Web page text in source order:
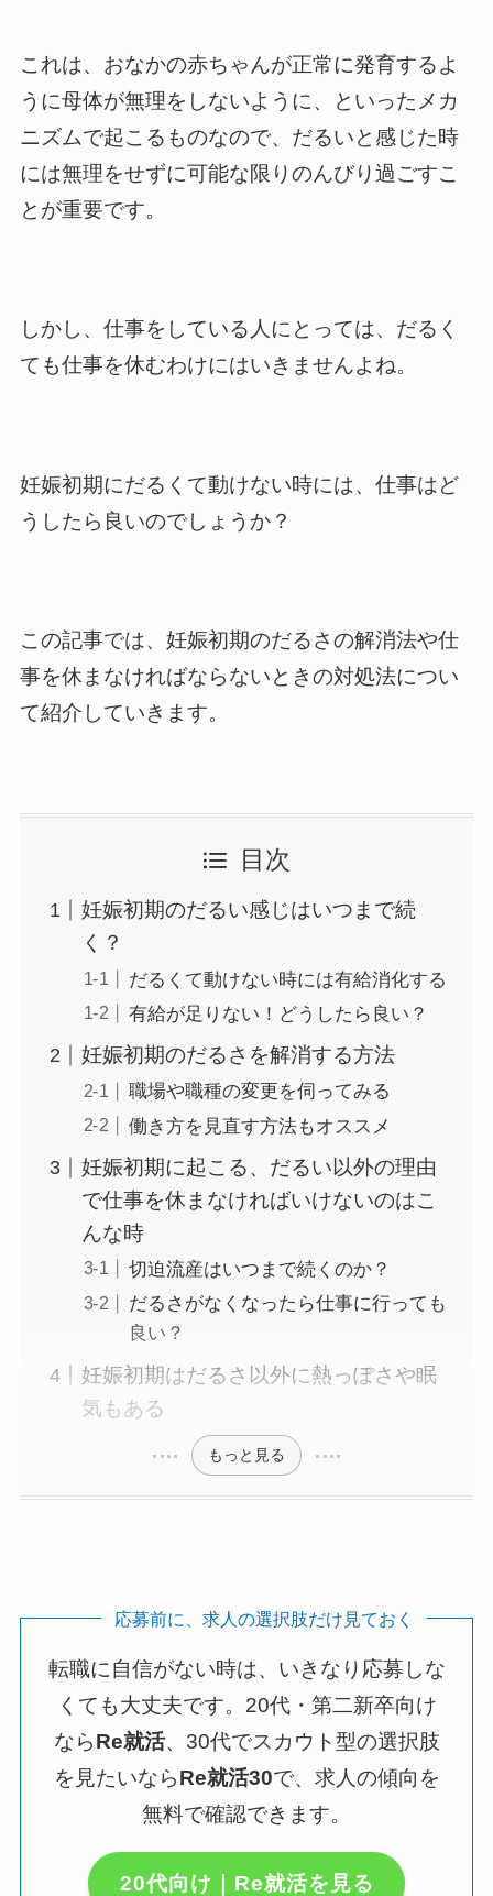
これは、おなかの赤ちゃんが正常に発育するよ
うに母体が無理をしないように、といったメカ
ニズムで起こるものなので、だるいと感じた時
には無理をせずに可能な限りのんびり過ごすこ
とが重要です。
しかし、仕事をしている人にとっては、だるく
ても仕事を休むわけにはいきませんよね。
妊娠初期にだるくて動けない時には、仕事はど
うしたら良いのでしょうか？
この記事では、妊娠初期のだるさの解消法や仕
事を休まなければならないときの対処法につい
て紹介していきます。
目次
妊娠初期のだるい感じはいつまで続
く？
だるくて動けない時には有給消化する
有給が足りない！どうしたら良い？
妊娠初期のだるさを解消する方法
職場や職種の変更を伺ってみる
働き方を見直す方法もオススメ
妊娠初期に起こる、だるい以外の理由
で仕事を休まなければいけないのはこ
んな時
切迫流産はいつまで続くのか？
だるさがなくなったら仕事に行っても
良い？
妊娠初期はだるさ以外に熱っぽさや眠
気もある
もっと見る
応募前に、求人の選択肢だけ見ておく
転職に自信がない時は、いきなり応募しな
くても大丈夫です。20代・第二新卒向け
ならRe就活、30代でスカウト型の選択肢
を見たいならRe就活30で、求人の傾向を
無料で確認できます。
20代向け｜Re就活を見る